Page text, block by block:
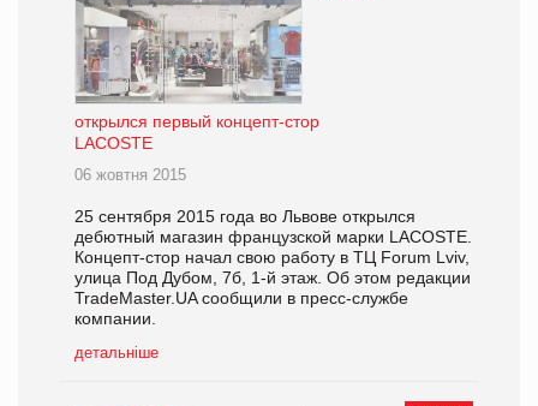
открылся первый концепт-стор
LACOSTE
06 жовтня 2015
25 сентября 2015 года во Львове открылся
дебютный магазин французской марки LACOSTE.
Концепт-стор начал свою работу в ТЦ Forum Lviv,
улица Под Дубом, 7б, 1-й этаж. Об этом редакции
TradeMaster.UA сообщили в пресс-службе
компании.
детальніше